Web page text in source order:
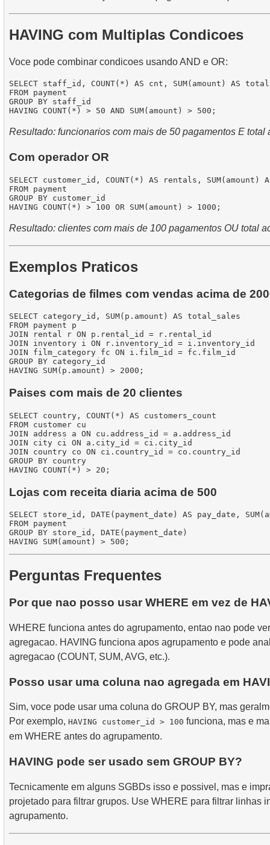
HAVING com Multiplas Condicoes
Voce pode combinar condicoes usando AND e OR:
SELECT staff_id, COUNT(*) AS cnt, SUM(amount) AS total
FROM payment
GROUP BY staff_id
Resultado: funcionarios com mais de 50 pagamentos E total
Com operador OR
SELECT customer_id, COUNT(*) AS rentals, SUM(amount)
FROM payment
GROUP BY customer_id
Resultado: clientes com mais de 100 pagamentos OU total
Exemplos Praticos
Categorias de filmes com vendas acima de
SELECT category_id, SUM(p.amount) AS total_sales
FROM payment p
JOIN rental r ON p.rental_id = r.rental_id
JOIN inventory i ON r.inventory_id = i.inventory_id
JOIN film_category fc ON i.film_id = fc.film_id
GROUP BY category_id
Paises com mais de 20 clientes
SELECT country, COUNT(*) AS customers_count
FROM customer cu
JOIN address a ON cu.address_id = a.address_id
JOIN city ci ON a.city_id = ci.city_id
JOIN country co ON ci.country_id = co.country_id
GROUP BY country
Lojas com receita diaria acima de 500
SELECT store_id, DATE(payment_date) AS pay_date,
FROM payment
GROUP BY store_id, DATE(payment_date)
Perguntas Frequentes
Por que nao posso usar WHERE em vez de
WHERE funciona antes do agrupamento, entao nao pode
agregacao. HAVING funciona apos agrupamento e pode
agregacao (COUNT, SUM, AVG, etc.).
Posso usar uma coluna nao agregada em
Sim, voce pode usar uma coluna do GROUP BY, mas
Por exemplo, HAVING customer_id > 100 funciona, mas e
em WHERE antes do agrupamento.
HAVING pode ser usado sem GROUP BY?
Tecnicamente em alguns SGBDs isso e possivel, mas e
projetado para filtrar grupos. Use WHERE para filtrar linhas
agrupamento.